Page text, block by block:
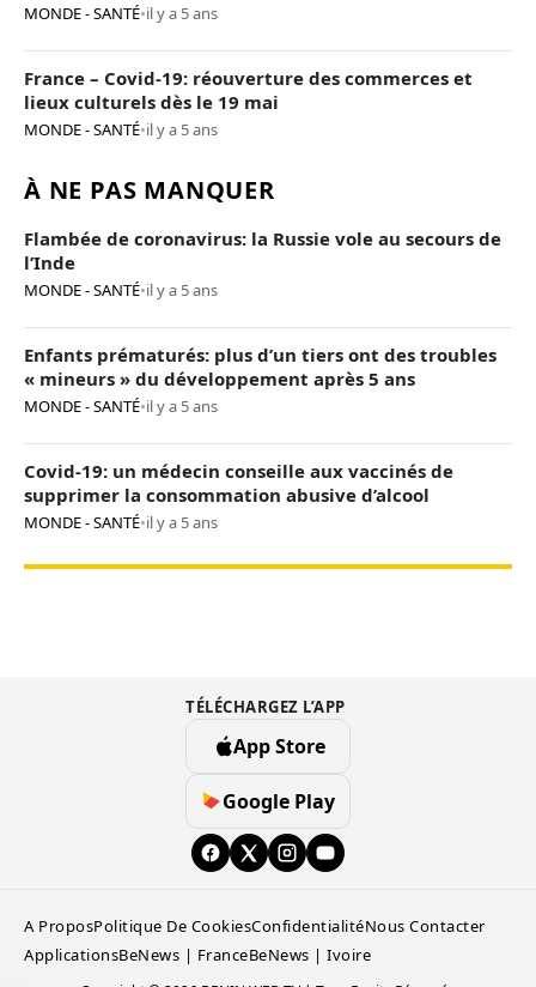
MONDE - SANTÉ•il y a 5 ans
France – Covid-19: réouverture des commerces et
lieux culturels dès le 19 mai
MONDE - SANTÉ•il y a 5 ans
À NE PAS MANQUER
Flambée de coronavirus: la Russie vole au secours de
l’Inde
MONDE - SANTÉ•il y a 5 ans
Enfants prématurés: plus d’un tiers ont des troubles
« mineurs » du développement après 5 ans
MONDE - SANTÉ•il y a 5 ans
Covid-19: un médecin conseille aux vaccinés de
supprimer la consommation abusive d’alcool
MONDE - SANTÉ•il y a 5 ans
TÉLÉCHARGEZ L’APP
App Store
Google Play
A ProposPolitique De CookiesConfidentialitéNous Contacter
ApplicationsBeNews | FranceBeNews | Ivoire